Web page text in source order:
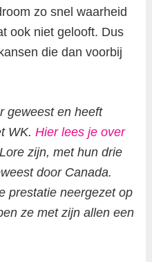
zo snel waarheid
ook niet gelooft. Dus
die dan voorbij
geweest en heeft
WK. Hier lees je over
zijn, met hun drie
door Canada.
prestatie neergezet op
ze met zijn allen een